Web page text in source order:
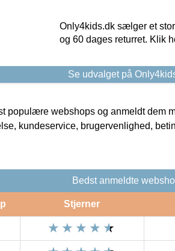
Only4kids.dk sælger et
og 60 dages returret. Klik
Se udvalget på
populære webshops og anmeldt dem
kundeservice, brugervenlighed,
Bedst anmeldte
Stjerner